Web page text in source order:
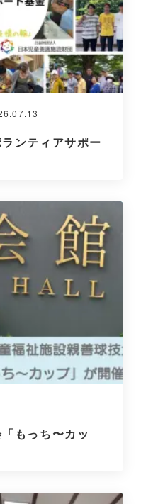
ンティアサポー
もっち〜カッ